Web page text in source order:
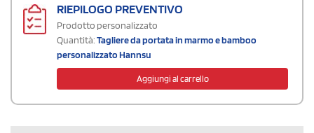
RIEPILOGO PREVENTIVO
Prodotto personalizzato
Quantità:Tagliere da portata in marmo e bamboo
personalizzato Hannsu
Aggiungi al carrello